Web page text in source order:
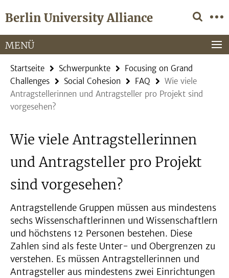
direkt
Inhalt
Berlin University Alliance
Service-
Navigation
MENÜ
Startseite Schwerpunkte
Focusing on Grand
Challenges
Social Cohesion FAQ
Wie viele
Antragstellerinnen und Antragsteller pro Projekt sind
vorgesehen?
Wie viele Antragstellerinnen
und Antragsteller pro Projekt
sind vorgesehen?
Antragstellende Gruppen müssen aus mindestens
sechs Wissenschaftlerinnen und Wissenschaftlern
und höchstens 12 Personen bestehen. Diese
Zahlen sind als feste Unter- und Obergrenzen zu
verstehen. Es müssen Antragstellerinnen und
Antragsteller aus mindestens zwei Einrichtungen